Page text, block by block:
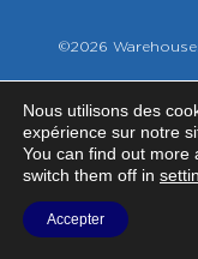
©2026
Nous utilisons des
expérience sur notre
You can find out more
switch them off in
Accepter